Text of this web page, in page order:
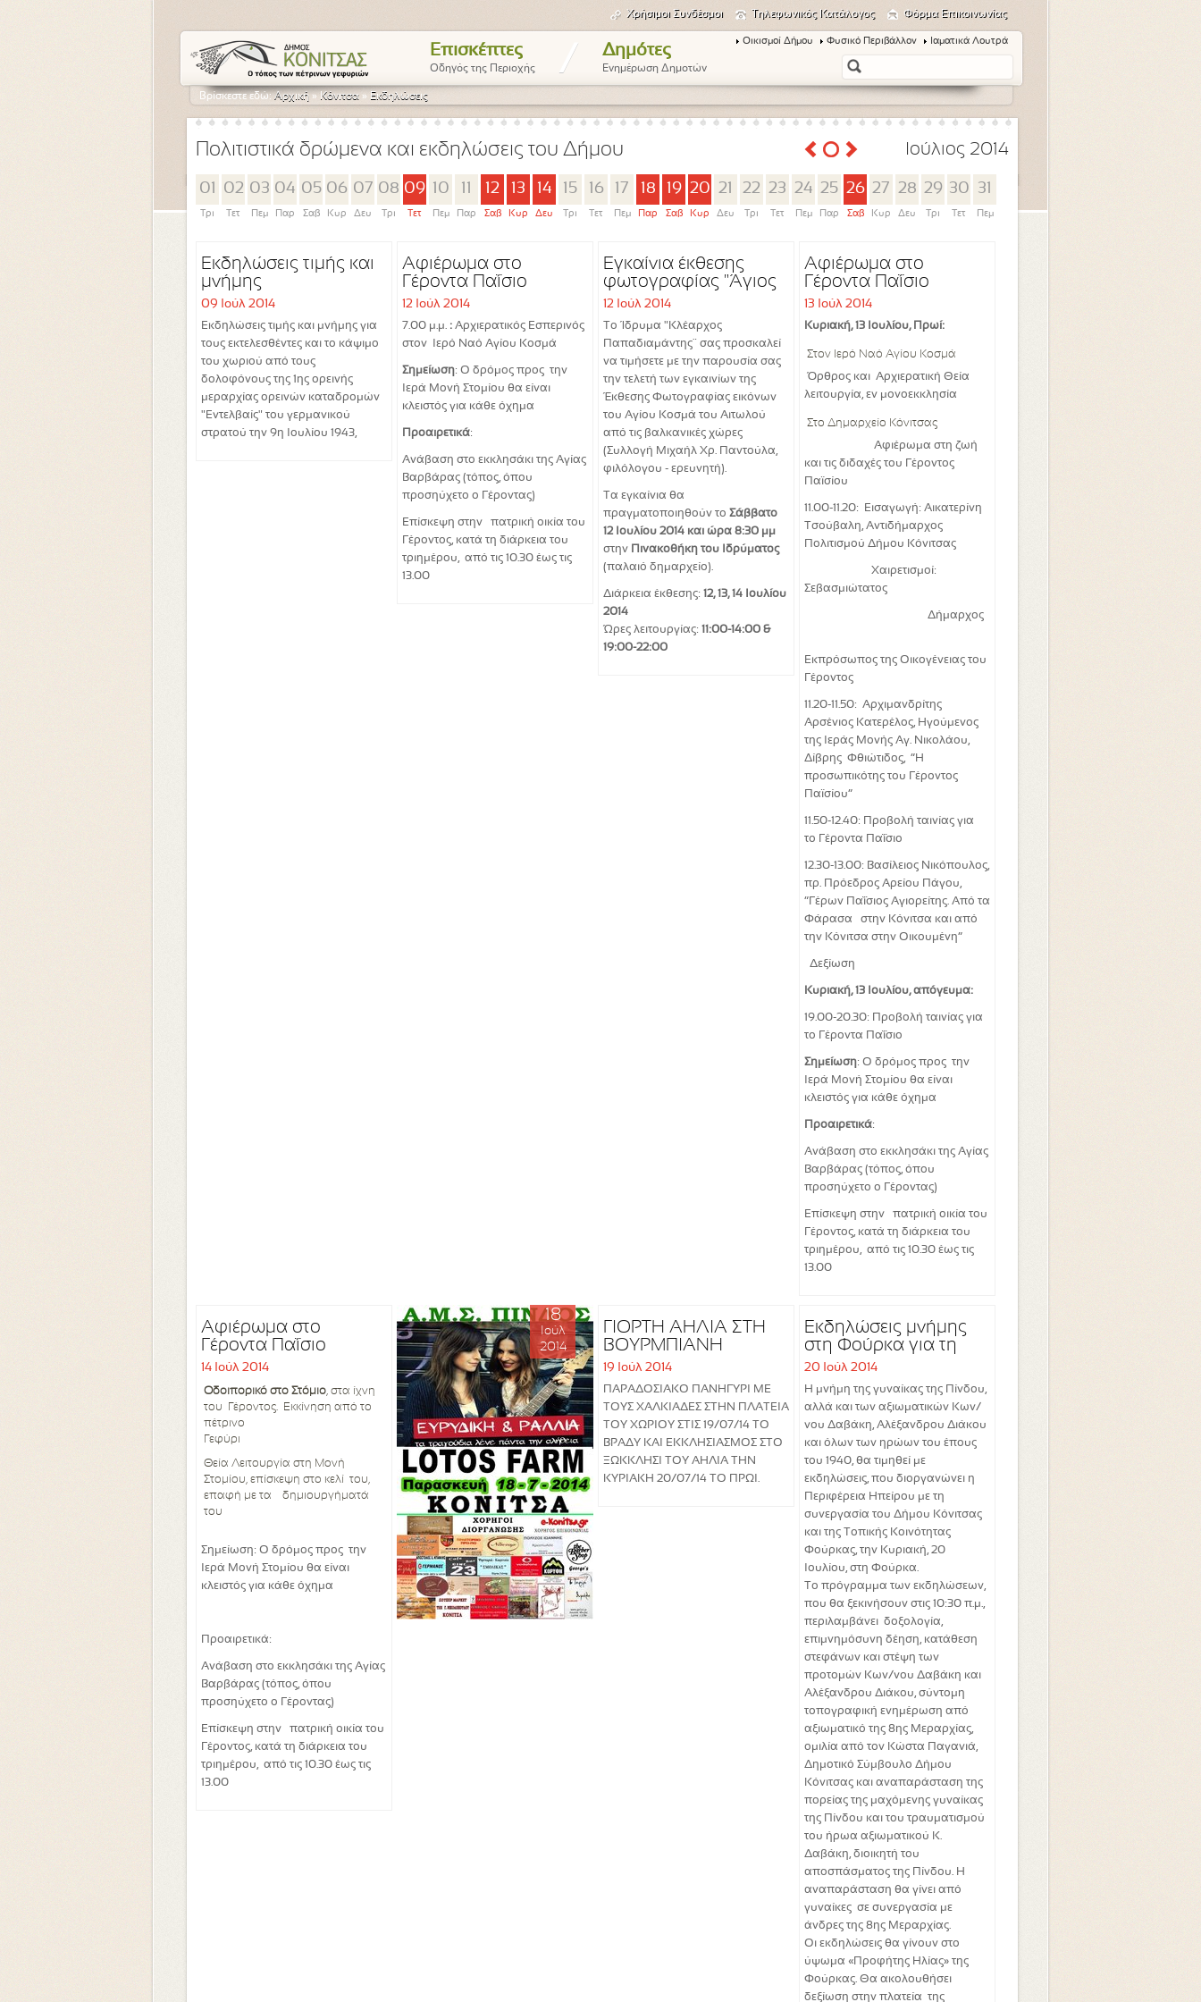
Χρήσιμοι Συνδέσμοι Τηλεφωνικός Κατάλογος Φόρμα Επικοινωνίας
Επισκέπτες
Οδηγός της Περιοχής / Δημότες
Ενημέρωση Δημοτών
Οικισμοί Δήμου Φυσικό Περιβάλλον Ιαματικά Λουτρά
Βρίσκεστε εδώ:Αρχική » Κόνιτσα » Εκδηλώσεις
Πολιτιστικά δρώμενα και εκδηλώσεις του Δήμου Ιούλιος 2014
01
Τρι
02
Τετ
03
Πεμ
04
Παρ
05
Σαβ
06
Κυρ
07
Δευ
08
Τρι
09
Τετ
10
Πεμ Παρ
12
Σαβ
13
Κυρ
14
Δευ
15
Τρι
16
Τετ
17
Πεμ
18
Παρ
19
Σαβ
20
Κυρ
21
Δευ
22
Τρι
23
Τετ
24
Πεμ
25
Παρ
26
Σαβ
27
Κυρ
28
Δευ
29
Τρι
30
Τετ
31
Πεμ
Εκδηλώσεις τιμής και
μνήμης
09 Ιούλ 2014
Εκδηλώσεις τιμής και μνήμης για
τους εκτελεσθέντες και το κάψιμο
του χωριού από τους
δολοφόνους της 1ης ορεινής
μεραρχίας ορεινών καταδρομών
"Εντελβαίς" του γερμανικού
στρατού την 9η Ιουλίου 1943,
Αφιέρωμα στο
Γέροντα Παΐσιο
12 Ιούλ 2014
7.00 μ.μ. : Αρχιερατικός Εσπερινός
στον
Ιερό Ναό Αγίου Κοσμά
Σημείωση: Ο δρόμος προς την
Ιερά Μονή Στομίου θα είναι
κλειστός για κάθε όχημα
Προαιρετικά:
Ανάβαση στο εκκλησάκι της Αγίας
Βαρβάρας (τόπος, όπου
προσηύχετο ο Γέροντας)
Επίσκεψη στην πατρική οικία του
Γέροντος, κατά τη διάρκεια του
τριημέρου, από τις 10.30 έως τις
13.00
Εγκαίνια έκθεσης
φωτογραφίας "Άγιος
Κοσμάς ο Αιτωλός"
12 Ιούλ 2014
Το Ίδρυμα "Κλέαρχος
Παπαδιαμάντης¨ σας προσκαλεί
να τιμήσετε με την παρουσία σας
την τελετή των εγκαινίων της
Έκθεσης Φωτογραφίας εικόνων
του Αγίου Κοσμά του Αιτωλού
από τις βαλκανικές χώρες
(Συλλογή Μιχαήλ Χρ. Παντούλα,
φιλόλογου - ερευνητή).
Τα εγκαίνια θα
πραγματοποιηθούν το Σάββατο
12 Ιουλίου 2014 και ώρα 8:30 μμ
στην
Πινακοθήκη του Ιδρύματος
(παλαιό δημαρχείο).
Διάρκεια έκθεσης: 12, 13, 14 Ιουλίου
2014
Ώρες λειτουργίας: 11:00-14:00 &
19:00-22:00
Αφιέρωμα στο
Γέροντα Παΐσιο
13 Ιούλ 2014
Κυριακή, 13 Ιουλίου, Πρωί:
Στον Ιερό Ναό Αγίου Κοσμά
Όρθρος και Αρχιερατική Θεία
λειτουργία, εν μονοεκκλησία
Στο Δημαρχείο Κόνιτσας
Αφιέρωμα στη ζωή
και τις διδαχές του Γέροντος
Παϊσίου
11.00-11.20: Εισαγωγή: Αικατερίνη
Τσούβαλη, Αντιδήμαρχος
Πολιτισμού Δήμου Κόνιτσας
Χαιρετισμοί:
Σεβασμιώτατος
Δήμαρχος
Εκπρόσωπος της Οικογένειας του
Γέροντος
11.20-11.50: Αρχιμανδρίτης
Αρσένιος Κατερέλος, Ηγούμενος
της Ιεράς Μονής Αγ. Νικολάου,
Δίβρης Φθιώτιδος, “Η
προσωπικότης του Γέροντος
Παϊσίου”
11.50-12.40: Προβολή ταινίας για
το Γέροντα Παΐσιο
12.30-13.00: Βασίλειος Νικόπουλος,
πρ. Πρόεδρος Αρείου Πάγου,
“Γέρων Παΐσιος Αγιορείτης. Από τα
Φάρασα στην Κόνιτσα και από
την Κόνιτσα στην Οικουμένη”
Δεξίωση
Κυριακή, 13 Ιουλίου, απόγευμα:
19.00-20.30:
Προβολή ταινίας για
το Γέροντα Παΐσιο
Σημείωση: Ο δρόμος προς την
Ιερά Μονή Στομίου θα είναι
κλειστός για κάθε όχημα
Προαιρετικά:
Ανάβαση στο εκκλησάκι της Αγίας
Βαρβάρας (τόπος, όπου
προσηύχετο ο Γέροντας)
Επίσκεψη στην πατρική οικία του
Γέροντος, κατά τη διάρκεια του
τριημέρου, από τις 10.30 έως τις
13.00
Αφιέρωμα στο
Γέροντα Παΐσιο
14 Ιούλ 2014
Οδοιπορικό στο Στόμιο, στα ίχνη
του Γέροντος. Εκκίνηση από το
πέτρινο
Γεφύρι
Θεία Λειτουργία στη Μονή
Στομίου, επίσκεψη στο κελί του,
επαφή με τα δημιουργήματά
του
Σημείωση: Ο δρόμος προς την
Ιερά Μονή Στομίου θα είναι
κλειστός για κάθε όχημα
Προαιρετικά:
Ανάβαση στο εκκλησάκι της Αγίας
Βαρβάρας (τόπος, όπου
προσηύχετο ο Γέροντας)
Επίσκεψη στην πατρική οικία του
Γέροντος, κατά τη διάρκεια του
τριημέρου, από τις 10.30 έως τις
13.00
18
Ιούλ
2014
ΓΙΟΡΤΗ ΑΗΛΙΑ ΣΤΗ
ΒΟΥΡΜΠΙΑΝΗ
19 Ιούλ 2014
ΠΑΡΑΔΟΣΙΑΚΟ ΠΑΝΗΓΥΡΙ ΜΕ
ΤΟΥΣ ΧΑΛΚΙΑΔΕΣ ΣΤΗΝ ΠΛΑΤΕΙΑ
ΤΟΥ ΧΩΡΙΟΥ ΣΤΙΣ 19/07/14 ΤΟ
ΒΡΑΔΥ ΚΑΙ ΕΚΚΛΗΣΙΑΣΜΟΣ ΣΤΟ
ΞΩΚΚΛΗΣΙ ΤΟΥ ΑΗΛΙΑ ΤΗΝ
ΚΥΡΙΑΚΗ 20/07/14 ΤΟ ΠΡΩΙ.
Εκδηλώσεις μνήμης
στη Φούρκα για τη
γυναίκα της Πίνδου
20 Ιούλ 2014
Η μνήμη της γυναίκας της Πίνδου,
αλλά και των αξιωματικών Κων/
νου Δαβάκη, Αλέξανδρου Διάκου
και όλων των ηρώων του έπους
του 1940, θα τιμηθεί με
εκδηλώσεις, που διοργανώνει η
Περιφέρεια Ηπείρου με τη
συνεργασία του Δήμου Κόνιτσας
και της Τοπικής Κοινότητας
Φούρκας, την Κυριακή, 20
Ιουλίου, στη Φούρκα.
Το πρόγραμμα των εκδηλώσεων,
που θα ξεκινήσουν στις 10:30 π.μ.,
περιλαμβάνει δοξολογία,
επιμνημόσυνη δέηση, κατάθεση
στεφάνων και στέψη των
προτομών Κων/νου Δαβάκη και
Αλέξανδρου Διάκου, σύντομη
τοπογραφική ενημέρωση από
αξιωματικό της 8ης Μεραρχίας,
ομιλία από τον Κώστα Παγανιά,
Δημοτικό Σύμβουλο Δήμου
Κόνιτσας και αναπαράσταση της
πορείας της μαχόμενης γυναίκας
της Πίνδου και του τραυματισμού
του ήρωα αξιωματικού Κ.
Δαβάκη, διοικητή του
αποσπάσματος της Πίνδου. Η
αναπαράσταση θα γίνει από
γυναίκες σε συνεργασία με
άνδρες της 8ης Μεραρχίας.
Οι εκδηλώσεις θα γίνουν στο
ύψωμα «Προφήτης Ηλίας» της
Φούρκας. Θα ακολουθήσει
δεξίωση στην πλατεία της